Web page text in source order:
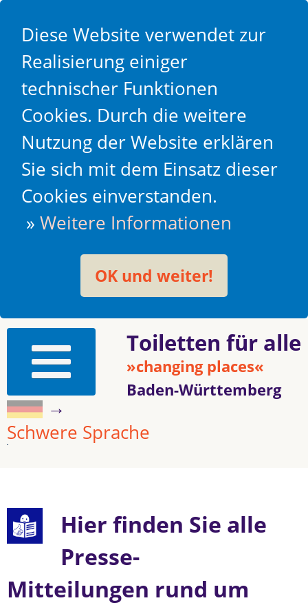
Diese Website verwendet zur
Realisierung einiger
technischer Funktionen
Cookies. Durch die weitere
Nutzung der Website erklären
Sie sich mit dem Einsatz dieser
Cookies einverstanden.
»Weitere Informationen
OK und weiter!
Toiletten für alle
»changing places«
Baden-Württemberg
→
Schwere Sprache
Hier finden Sie alle
Presse-
Mitteilungen rund um